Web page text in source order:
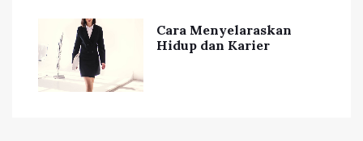
Cara Menyelaraskan
Hidup dan Karier